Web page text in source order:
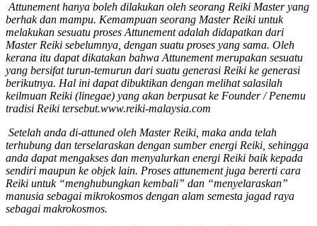
Attunement hanya boleh dilakukan oleh seorang Reiki Master yang
berhak dan mampu. Kemampuan seorang Master Reiki untuk
melakukan sesuatu proses Attunement adalah didapatkan dari
Master Reiki sebelumnya, dengan suatu proses yang sama. Oleh
kerana itu dapat dikatakan bahwa Attunement merupakan sesuatu
yang bersifat turun-temurun dari suatu generasi Reiki ke generasi
berikutnya. Hal ini dapat dibuktikan dengan melihat salasilah
keilmuan Reiki (linegae) yang akan berpusat ke Founder / Penemu
tradisi Reiki tersebut.www.reiki-malaysia.com
Setelah anda di-attuned oleh Master Reiki, maka anda telah
terhubung dan terselaraskan dengan sumber energi Reiki, sehingga
anda dapat mengakses dan menyalurkan energi Reiki baik kepada
sendiri maupun ke objek lain. Proses attunement juga bererti cara
Reiki untuk “menghubungkan kembali” dan “menyelaraskan”
manusia sebagai mikrokosmos dengan alam semesta jagad raya
sebagai makrokosmos.